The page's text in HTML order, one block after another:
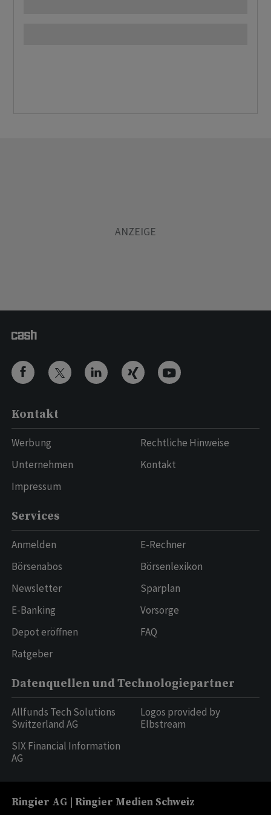
Kontakt
Werbung
Unternehmen
Impressum
Rechtliche Hinweise
Kontakt
Services
Anmelden
Börsenabos
Newsletter
E-Banking
Depot eröffnen
Ratgeber
E-Rechner
Börsenlexikon
Sparplan
Vorsorge
FAQ
Datenquellen und Technologiepartner
Allfunds Tech Solutions
Switzerland AG
SIX Financial Information
AG
Logos provided by
Elbstream
Ringier AG | Ringier Medien Schweiz